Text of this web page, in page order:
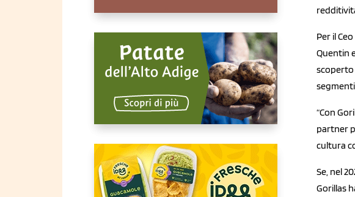
Per il
Quentin
scoperto
“Con
partner
cultura
Se, nel
Gorillas